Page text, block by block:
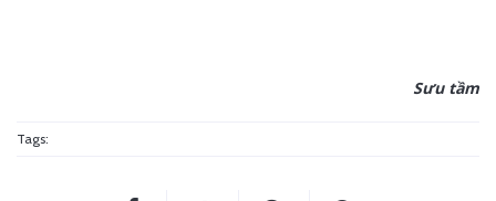
Sưu tầm
Tags: